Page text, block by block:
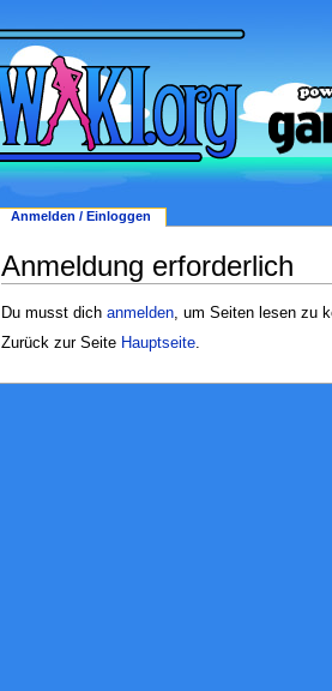
Anmeldung erforderlich
Du musst dich anmelden, um Seiten lesen zu
Zurück zur Seite Hauptseite.
Anmelden / Einloggen